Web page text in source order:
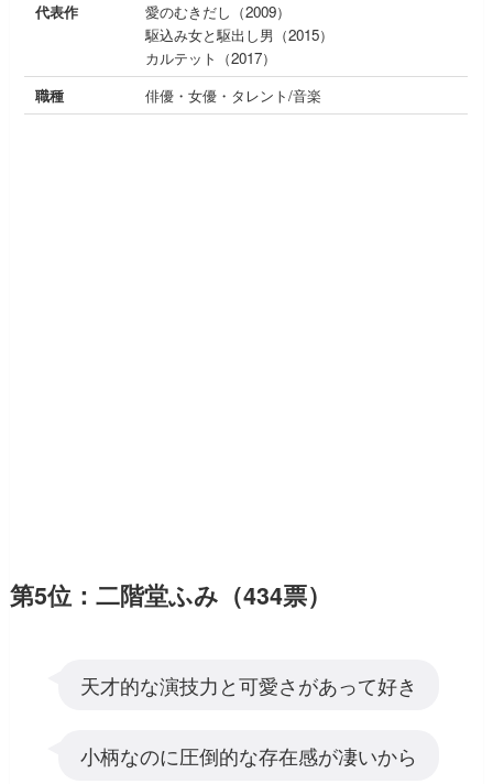
代表作
愛のむきだし（2009）
駆込み女と駆出し男（2015）
カルテット（2017）
職種
俳優・女優・タレント/音楽
第5位：二階堂ふみ（434票）
天才的な演技力と可愛さがあって好き
小柄なのに圧倒的な存在感が凄いから